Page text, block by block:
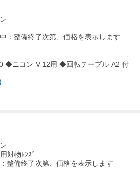
：整備終了次第、価格を表示します
◆ニコン V-12用 ◆回転テーブル A2 付
対物ﾚﾝｽﾞ
整備終了次第、価格を表示します